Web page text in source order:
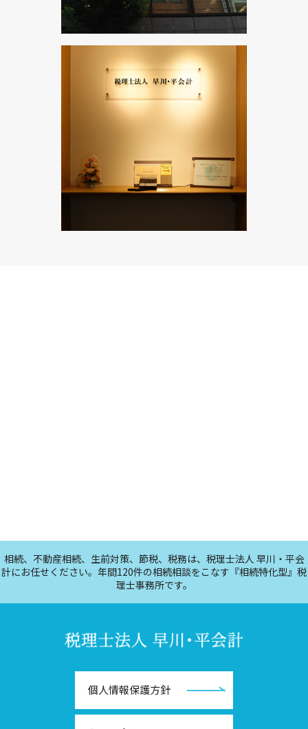
相続、不動産相続、生前対策、節税、税務は、税理士法人 早川・平会
計にお任せください。年間120件の相続相談をこなす『相続特化型』税
理士事務所です。
個人情報保護方針